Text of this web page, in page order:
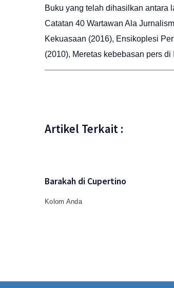
Buku yang telah dihasilkan antara
Catatan 40 Wartawan Ala
Kekuasaan (2016), Ensikoplesi
(2010), Meretas kebebasan pers
Artikel Terkait :
Barakah di Cupertino
Kolom Anda